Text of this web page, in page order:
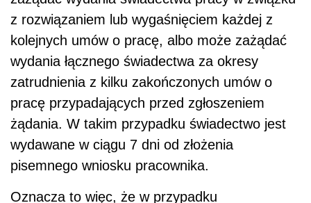
z rozwiązaniem lub wygaśnięciem każdej z
kolejnych umów o pracę, albo może zażądać
wydania łącznego świadectwa za okresy
zatrudnienia z kilku zakończonych umów o
pracę przypadających przed zgłoszeniem
żądania. W takim przypadku świadectwo jest
wydawane w ciągu 7 dni od złożenia
pisemnego wniosku pracownika.
Oznacza to więc, że w przypadku